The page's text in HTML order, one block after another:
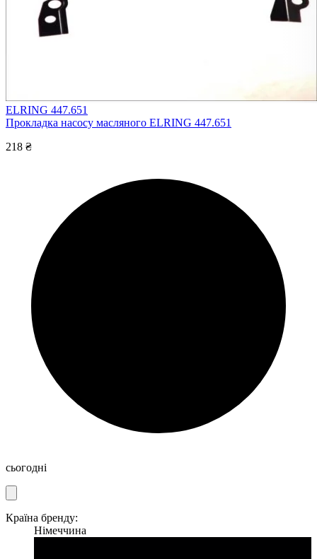
ELRING 447.651
Прокладка насосу масляного ELRING 447.651
218 ₴
сьогодні
Країна бренду:
Німеччина